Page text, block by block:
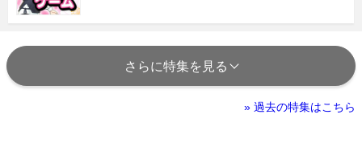
さらに特集を見る
» 過去の特集はこちら